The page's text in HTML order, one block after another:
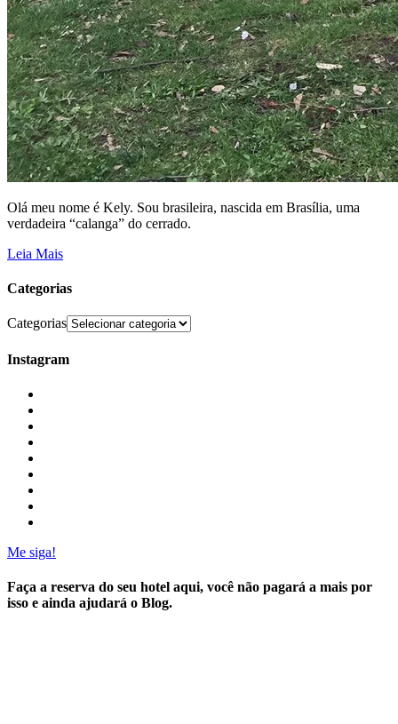
Olá meu nome é Kely. Sou brasileira, nascida em Brasília, uma
verdadeira “calanga” do cerrado.
Leia Mais
Categorias
Categorias
Instagram
Me siga!
Faça a reserva do seu hotel aqui, você não pagará a mais por
isso e ainda ajudará o Blog.